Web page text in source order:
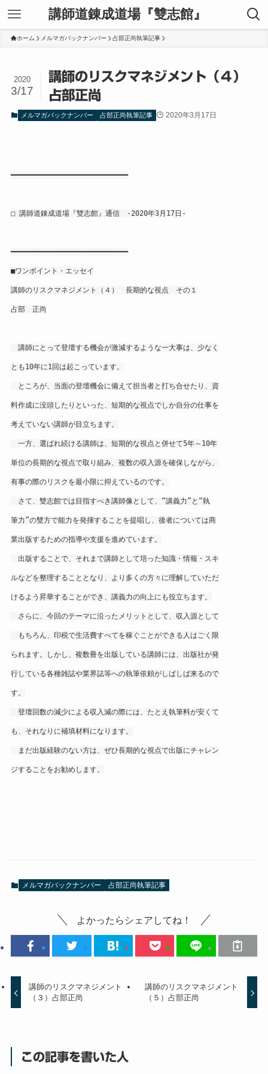
講師道錬成道場『雙志館』
ホーム メルマガバックナンバー 占部正尚執筆記事
講師のリスクマネジメント（４）
占部正尚
2020
3/17
メルマガバックナンバー 占部正尚執筆記事 2020年3月17日
━━━━━━━━━━━━━━━━━━━━━━━━━━━━
□ 講師道錬成道場『雙志館』通信 -2020年3月17日-
━━━━━━━━━━━━━━━━━━━━━━━━━━━━
■ワンポイント・エッセイ
講師のリスクマネジメント（４） 長期的な視点 その１
占部 正尚
講師にとって登壇する機会が激減するような一大事は、少なく
とも10年に1回は起こっています。
ところが、当面の登壇機会に備えて担当者と打ち合せたり、資
料作成に没頭したりといった、短期的な視点でしか自分の仕事を
考えていない講師が目立ちます。
一方、選ばれ続ける講師は、短期的な視点と併せて5年～10年
単位の長期的な視点で取り組み、複数の収入源を確保しながら、
有事の際のリスクを最小限に抑えているのです。
さて、雙志館では目指すべき講師像として、“講義力”と“執
筆力”の雙方で能力を発揮することを提唱し、後者については商
業出版するための指導や支援を進めています。
出版することで、それまで講師として培った知識・情報・スキ
ルなどを整理することとなり、より多くの方々に理解していただ
けるよう昇華することができ、講義力の向上にも役立ちます。
さらに、今回のテーマに沿ったメリットとして、収入源として
もちろん、印税で生活費すべてを稼ぐことができる人はごく限
られます。しかし、複数冊を出版している講師には、出版社が発
行している各種雑誌や業界誌等への執筆依頼がしばしば来るので
す。
登壇回数の減少による収入減の際には、たとえ執筆料が安くて
も、それなりに補填材料になります。
まだ出版経験のない方は、ぜひ長期的な視点で出版にチャレン
ジすることをお勧めします。
メルマガバックナンバー 占部正尚執筆記事
よかったらシェアしてね！
講師のリスクマネジメント
（３）占部正尚
講師のリスクマネジメント
（５）占部正尚
この記事を書いた人